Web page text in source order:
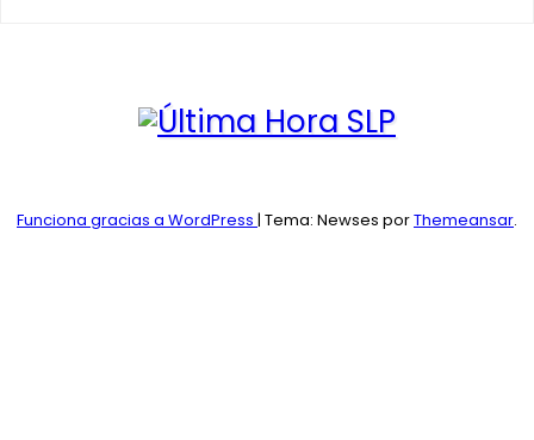
Funciona gracias a WordPress | Tema: Newses porThemeansar.